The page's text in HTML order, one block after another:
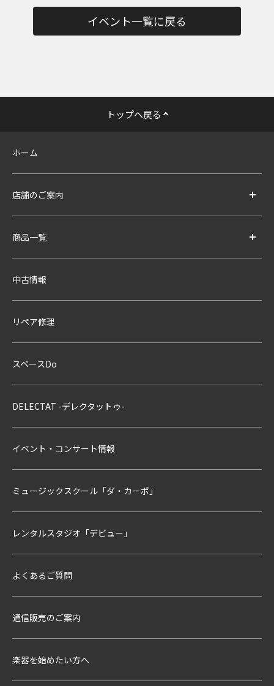
イベント一覧に戻る
トップへ戻る
ホーム
店舗のご案内
商品一覧
中古情報
リペア修理
スペースDo
DELECTAT -デレクタットゥ-
イベント・コンサート情報
ミュージックスクール「ダ・カーポ」
レンタルスタジオ「デビュー」
よくあるご質問
通信販売のご案内
楽器を始めたい方へ